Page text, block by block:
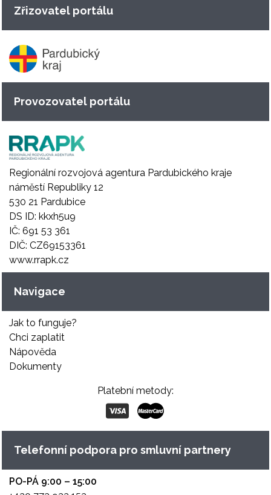
Zřizovatel portálu
Provozovatel portálu
Regionální rozvojová agentura Pardubického kraje
náměstí Republiky 12
530 21 Pardubice
DS ID: kkxh5u9
IČ: 691 53 361
DIČ: CZ69153361
www.rrapk.cz
Navigace
Jak to funguje?
Chci zaplatit
Nápověda
Dokumenty
Platební metody:
Telefonní podpora pro smluvní partnery
PO-PÁ 9:00 – 15:00